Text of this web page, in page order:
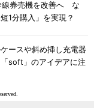
線券売機を改善へ な
1分購入」を実現？
ースや斜め挿し充電器
soft」のアイデアに注